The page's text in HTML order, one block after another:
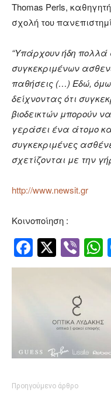
Thomas Perls,
σχολή του
“Υπάρχουν ήδη
συγκεκριμένων
παθήσεις (…) Εδώ,
δείχνοντας ότι
βιοδεικτών μπορούν
γεράσει ένα άτομο
συγκεκριμένες
σχετίζονται με την
http://www.newsit.gr
Κοινοποίηση :
Twitter
Προηγούμενο άρθρο